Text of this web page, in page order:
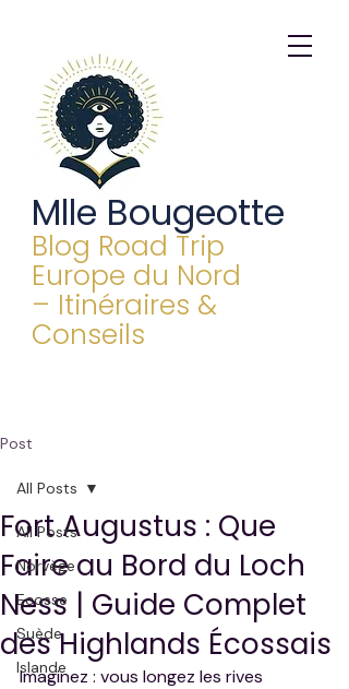
Mlle Bougeotte
Blog Road Trip
Europe du Nord
– Itinéraires &
Conseils
Post
All Posts
Norvège
Ecosse
Suède
Islande
All Posts
Fort Augustus : Que
Faire au Bord du Loch
Ness | Guide Complet
des Highlands Écossais
Imaginez : vous longez les rives